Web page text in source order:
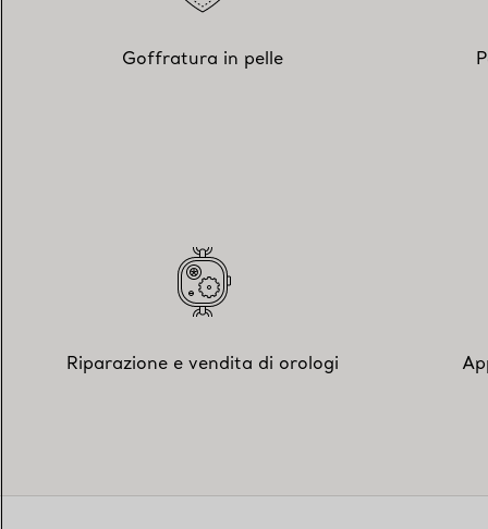
Goffratura in pelle
Riparazione e vendita di orologi